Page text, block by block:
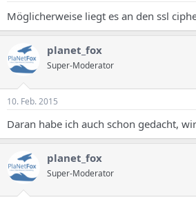
Möglicherweise liegt es an den ssl
planet_fox
Super-Moderator
10. Feb. 2015
Daran habe ich auch schon gedacht,
planet_fox
Super-Moderator